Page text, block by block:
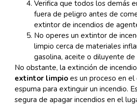
Verifica que todos los demás
fuera de peligro antes de
extintor de incendios de
No operes un extintor de
limpio cerca de materiales
gasolina, aceite o diluyente de
No obstante, la extinción de
extintor limpio es un proceso en el
espuma para extinguir un incendio.
segura de apagar incendios en el